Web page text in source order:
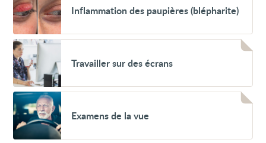
des
paupières
(blépharite)
Inflammation des paupières (blépharite)
Voir
Travailler
sur
des
écrans
Travailler sur des écrans
Voir
Examens
de
la
Examens de la vue